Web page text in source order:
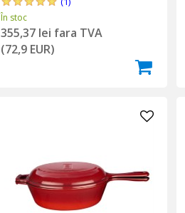
În stoc
355,37 lei fara TVA
(72,9 EUR)